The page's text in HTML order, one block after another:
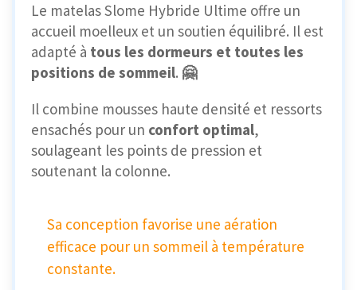
Le matelas Slome Hybride Ultime offre un
accueil moelleux et un soutien équilibré. Il est
adapté à tous les dormeurs et toutes les
positions de sommeil. 🤗
Il combine mousses haute densité et ressorts
ensachés pour un confort optimal,
soulageant les points de pression et
soutenant la colonne.
Sa conception favorise une aération
efficace pour un sommeil à température
constante.